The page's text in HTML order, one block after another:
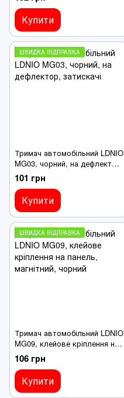
Купити
ШВИДКА ВІДПРАВКА
Тримач автомобільний LDNIO
MG03, чорний, на дефлектор,
затискачі
101 грн
Купити
ШВИДКА ВІДПРАВКА
Тримач автомобільний LDNIO
MG09, клейове кріплення на
панель, магнітний, чорний
106 грн
Купити